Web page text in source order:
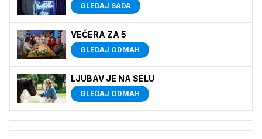
GLEDAJ SADA
VEČERA ZA 5
GLEDAJ ODMAH
LJUBAV JE NA SELU
GLEDAJ ODMAH